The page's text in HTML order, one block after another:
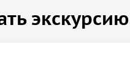
экскурсию